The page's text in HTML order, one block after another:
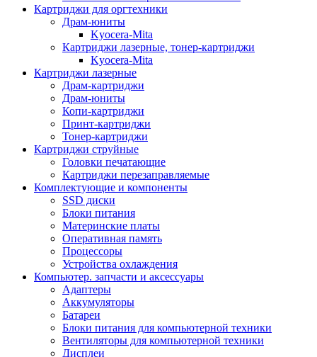
Картриджи для оргтехники
Драм-юниты
Kyocera-Mita
Картриджи лазерные, тонер-картриджи
Kyocera-Mita
Картриджи лазерные
Драм-картриджи
Драм-юниты
Копи-картриджи
Принт-картриджи
Тонер-картриджи
Картриджи струйные
Головки печатающие
Картриджи перезаправляемые
Комплектующие и компоненты
SSD диски
Блоки питания
Материнские платы
Оперативная память
Процессоры
Устройства охлаждения
Компьютер. запчасти и аксессуары
Адаптеры
Аккумуляторы
Батареи
Блоки питания для компьютерной техники
Вентиляторы для компьютерной техники
Дисплеи